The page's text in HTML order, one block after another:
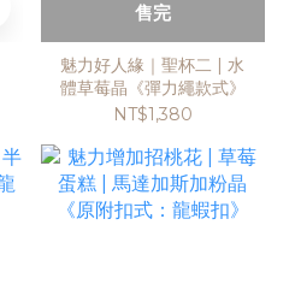
售完
魅力好人緣｜聖杯二 | 水
體草莓晶《彈力繩款式》
NT$1,380